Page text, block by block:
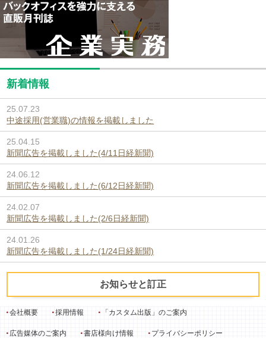
新着情報
25.07.23
中途採用(営業職)の情報を掲載しました
25.04.15
新聞広告を掲載しました(4/11日経新聞)
24.06.12
新聞広告を掲載しました(6/12日経新聞)
24.02.07
新聞広告を掲載しました(2/6日経新聞)
24.01.26
新聞広告を掲載しました(1/24日経新聞)
お知らせと訂正
会社概要 採用情報 「カスタム出版」のご案内
広告媒体のご案内 書店様向け情報 プライバシーポリシー